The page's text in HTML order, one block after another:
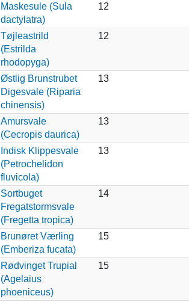
Maskesule (Sula
dactylatra)
12
Tøjleastrild
(Estrilda
rhodopyga)
12
Østlig Brunstrubet
Digesvale (Riparia
chinensis)
13
Amursvale
(Cecropis daurica)
13
Indisk Klippesvale
(Petrochelidon
fluvicola)
13
Sortbuget
Fregatstormsvale
(Fregetta tropica)
14
Brunøret Værling
(Emberiza fucata)
15
Rødvinget Trupial
(Agelaius
phoeniceus)
15